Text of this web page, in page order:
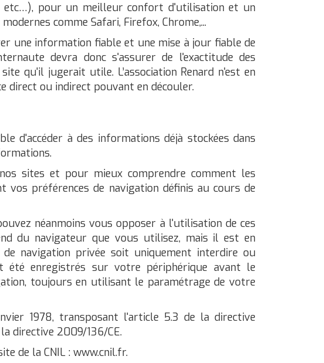
etc…), pour un meilleur confort d'utilisation et un
comme Safari, Firefox, Chrome,...
une information fiable et une mise à jour fiable de
devra donc s'assurer de l'exactitude des
qu'il jugerait utile. L’association Renard n'est en
direct ou indirect pouvant en découler.
d'accéder à des informations déjà stockées dans
sites et pour mieux comprendre comment les
préférences de navigation définis au cours de
néanmoins vous opposer à l'utilisation de ces
du navigateur que vous utilisez, mais il est en
navigation privée soit uniquement interdire ou
été enregistrés sur votre périphérique avant le
toujours en utilisant le paramétrage de votre
1978, transposant l'article 5.3 de la directive
directive 2009/136/CE.
de la CNIL : www.cnil.fr.